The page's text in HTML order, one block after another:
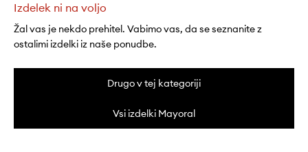
Izdelek ni na voljo
Žal vas je nekdo prehitel. Vabimo vas, da se seznanite z
ostalimi izdelki iz naše ponudbe.
Drugo v tej kategoriji
Vsi izdelki Mayoral